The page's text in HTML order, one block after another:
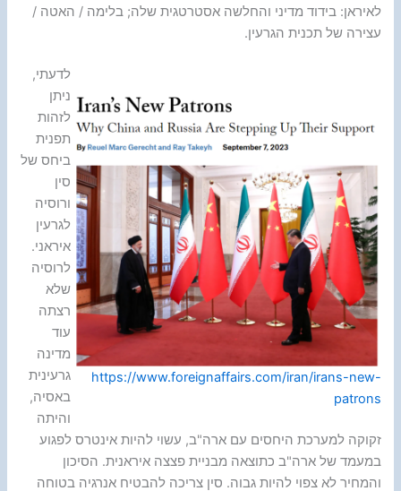
לאיראן: בידוד מדיני והחלשה אסטרטגית שלה; בלימה / האטה /
עצירה של תכנית הגרעין.
https://www.foreignaffairs.com/iran/irans-new-
patrons
לדעתי,
ניתן
לזהות
תפנית
ביחס של
סין
ורוסיה
לגרעין
איראני.
לרוסיה
שלא
רצתה
עוד
מדינה
גרעינית
באסיה,
והיתה
זקוקה למערכת היחסים עם ארה"ב, עשוי להיות אינטרס לפגוע
במעמד של ארה"ב כתוצאה מבניית פצצה איראנית. הסיכון
והמחיר לא צפוי להיות גבוה. סין צריכה להבטיח אנרגיה בטוחה